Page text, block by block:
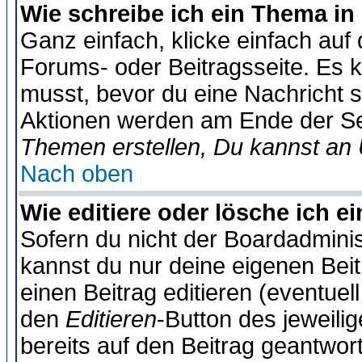
Wie schreibe ich ein Thema
Ganz einfach, klicke einfach
Forums- oder Beitragsseite. Es
musst, bevor du eine Nachricht
Aktionen werden am Ende der
Themen erstellen, Du kannst
Nach oben
Wie editiere oder lösche ich
Sofern du nicht der
kannst du nur deine eigenen
einen Beitrag editieren
den Editieren-Button des
bereits auf den Beitrag